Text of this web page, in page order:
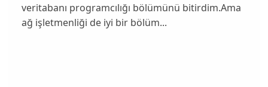
veritabanı programcılığı bölümünü bitirdim.Ama
ağ işletmenliği de iyi bir bölüm...